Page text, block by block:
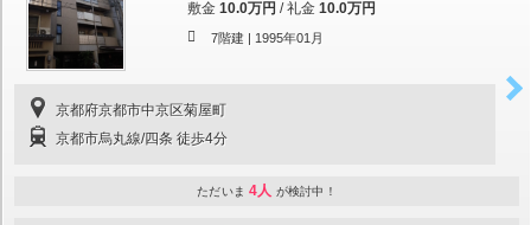
敷金 10.0万円 /礼金 10.0万円
7階建 | 1995年01月
京都府京都市中京区菊屋町
京都市烏丸線/四条 徒歩4分
ただいま 4人 が検討中！